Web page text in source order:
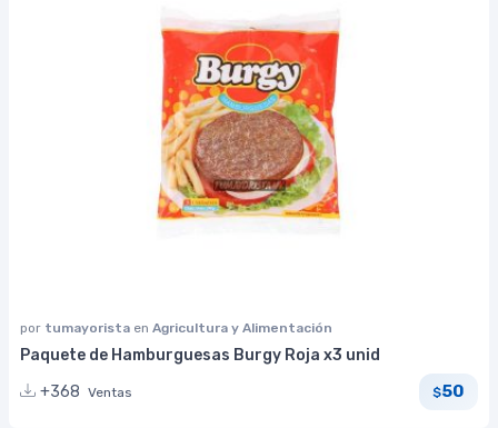
por tumayorista en Agricultura y Alimentación
Paquete de Hamburguesas Burgy Roja x3 unid
+368 Ventas $50